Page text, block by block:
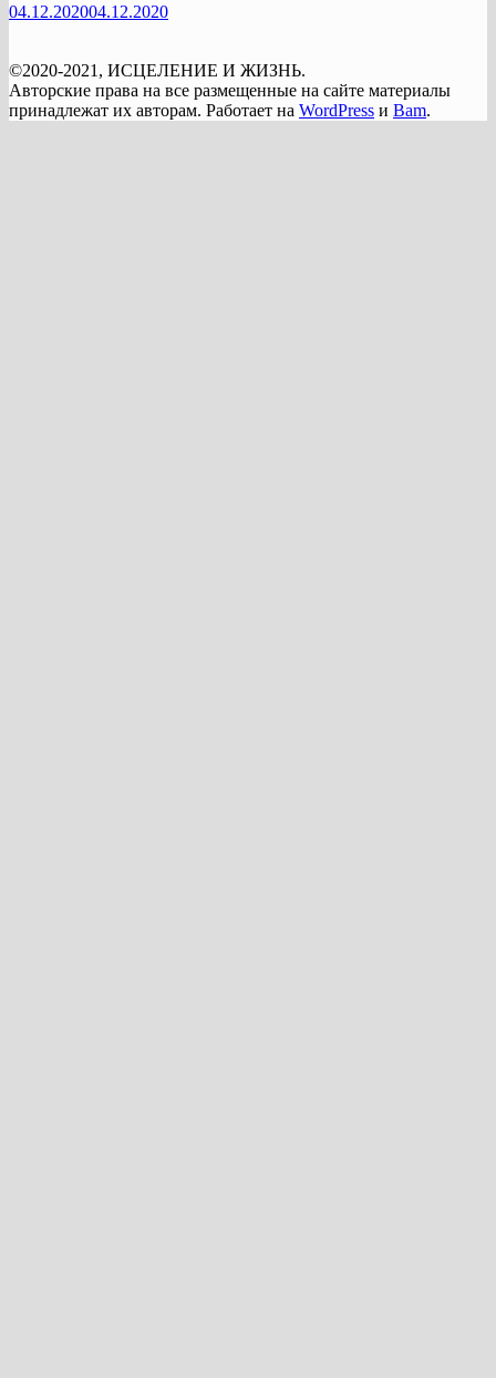
04.12.202004.12.2020
©2020-2021, ИСЦЕЛЕНИЕ И ЖИЗНЬ.
Авторские права на все размещенные на сайте материалы
принадлежат их авторам. Работает на WordPress и Bam.